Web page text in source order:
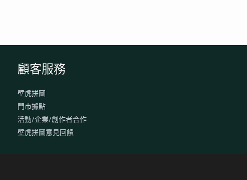
顧客服務
壁虎拼圖
門市據點
活動/企業/創作者合作
壁虎拼圖意見回饋